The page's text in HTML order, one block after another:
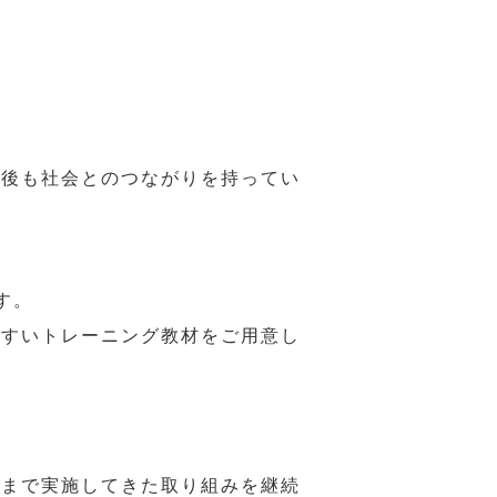
も社会とのつながりを持ってい
。
いトレーニング教材をご用意し
で実施してきた取り組みを継続